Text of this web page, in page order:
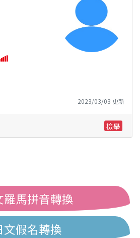
2023/03/03 更新
檢舉
羅馬拼音轉換
文假名轉換